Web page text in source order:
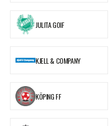
JULITA GOIF
KJELL & COMPANY
KÖPING FF